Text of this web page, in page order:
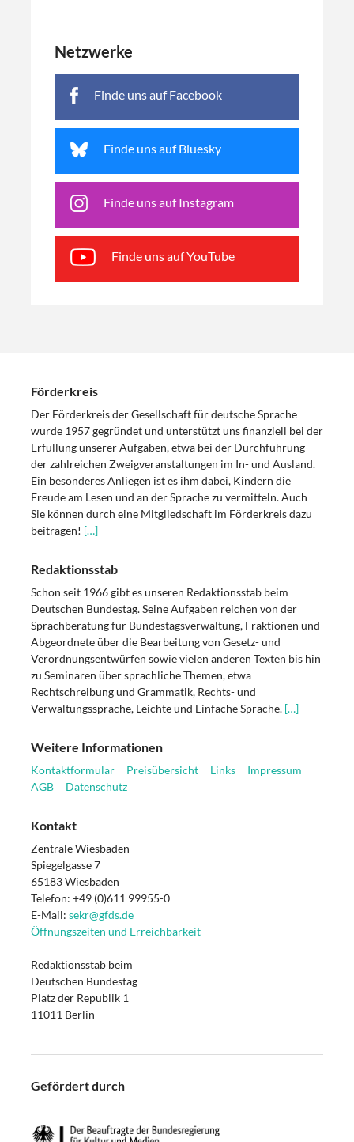
Netzwerke
Finde uns auf Facebook
Finde uns auf Bluesky
Finde uns auf Instagram
Finde uns auf YouTube
Förderkreis
Der Förderkreis der Gesellschaft für deutsche Sprache
wurde 1957 gegründet und unterstützt uns finanziell bei der
Erfüllung unserer Aufgaben, etwa bei der Durchführung
der zahlreichen Zweigveranstaltungen im In- und Ausland.
Ein besonderes Anliegen ist es ihm dabei, Kindern die
Freude am Lesen und an der Sprache zu vermitteln. Auch
Sie können durch eine Mitgliedschaft im Förderkreis dazu
beitragen! […]
Redaktionsstab
Schon seit 1966 gibt es unseren Redaktionsstab beim
Deutschen Bundestag. Seine Aufgaben reichen von der
Sprachberatung für Bundestagsverwaltung, Fraktionen und
Abgeordnete über die Bearbeitung von Gesetz- und
Verordnungsentwürfen sowie vielen anderen Texten bis hin
zu Seminaren über sprachliche Themen, etwa
Rechtschreibung und Grammatik, Rechts- und
Verwaltungssprache, Leichte und Einfache Sprache. […]
Weitere Informationen
Kontaktformular Preisübersicht Links
Impressum
AGB
Datenschutz
Kontakt
Zentrale Wiesbaden
Spiegelgasse 7
65183 Wiesbaden
Telefon: +49 (0)611 99955-0
E-Mail: sekr@gfds.de
Öffnungszeiten und Erreichbarkeit
Redaktionsstab beim
Deutschen Bundestag
Platz der Republik 1
11011 Berlin
Gefördert durch